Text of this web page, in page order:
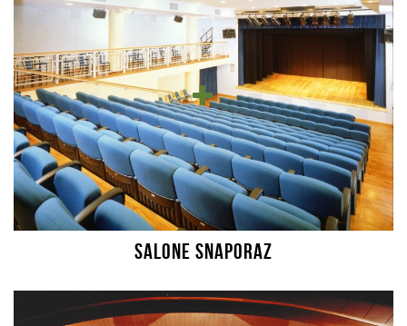
Salone Snaporaz